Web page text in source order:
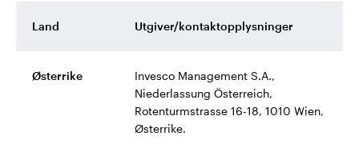
Land Utgiver/kontaktopplysninger
Østerrike
Invesco Management S.A.,
Niederlassung Österreich,
Rotenturmstrasse 16-18, 1010 Wien,
Østerrike.